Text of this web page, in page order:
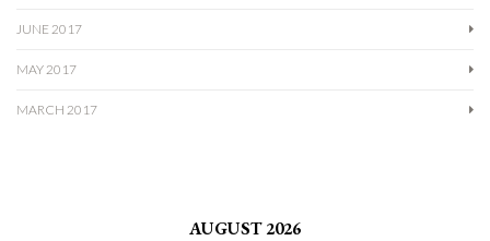
JUNE 2017
MAY 2017
MARCH 2017
AUGUST 2026